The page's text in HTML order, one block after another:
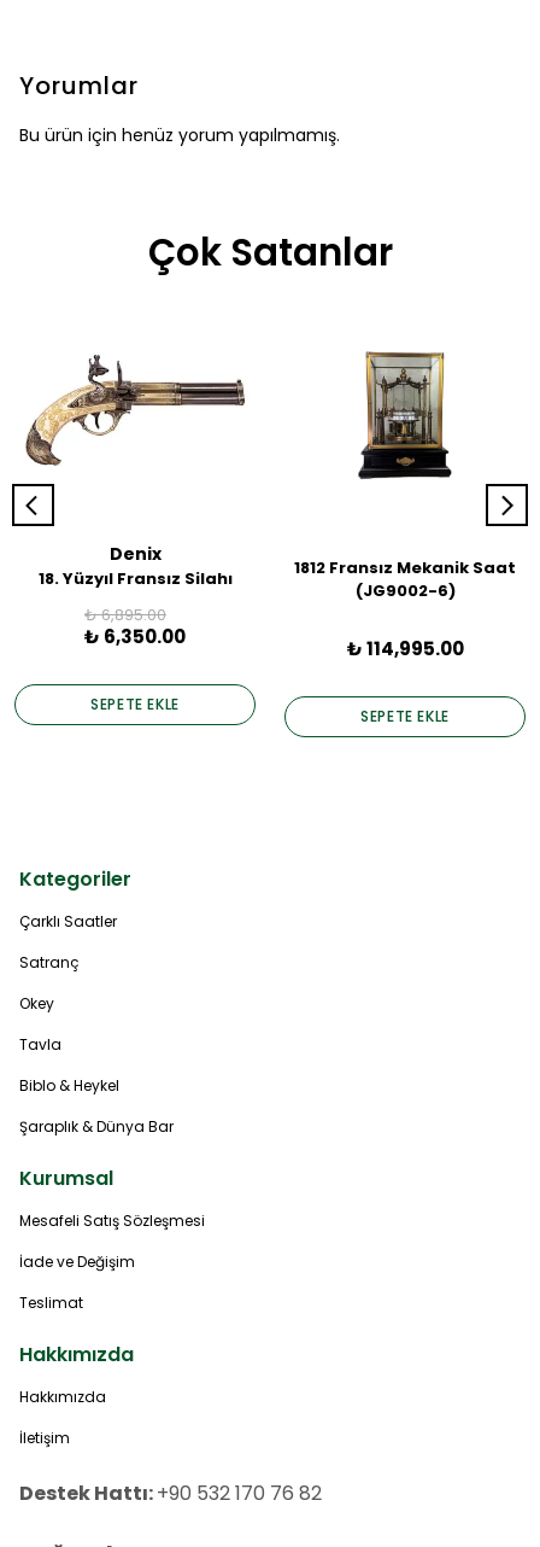
Yorumlar
Bu ürün için henüz yorum yapılmamış.
Çok Satanlar
Denix
18. Yüzyıl Fransız Silahı
₺ 6,895.00
₺ 6,350.00
SEPETE EKLE
1812 Fransız Mekanik Saat
(JG9002-6)
₺ 114,995.00
SEPETE EKLE
Kategoriler
Çarklı Saatler
Satranç
Okey
Tavla
Biblo & Heykel
Şaraplık & Dünya Bar
Kurumsal
Mesafeli Satış Sözleşmesi
İade ve Değişim
Teslimat
Hakkımızda
Hakkımızda
İletişim
Destek Hattı:+90 532 170 76 82